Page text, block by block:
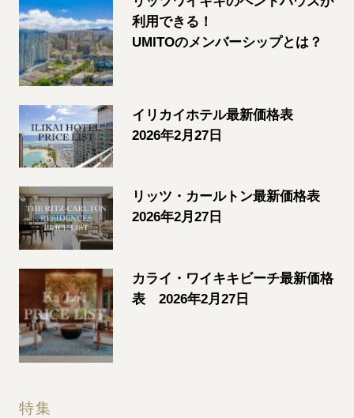
利用できる！
UMITOのメンバーシップとは？
イリカイホテル最新価格表
2026年2月27日
リッツ・カールトン最新価格表
2026年2月27日
カライ・ワイキキビーチ最新価格
表 2026年2月27日
特集